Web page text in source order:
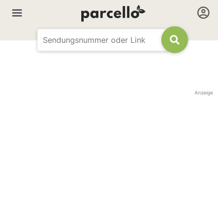
Anzeige